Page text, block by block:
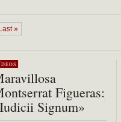
Last »
Figueras:
Signum»